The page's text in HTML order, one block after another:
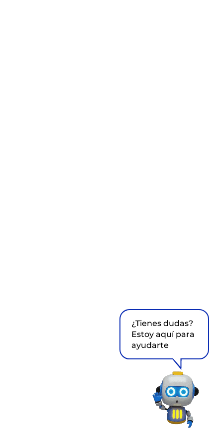
¿Tienes dudas?
Estoy aquí para
ayudarte